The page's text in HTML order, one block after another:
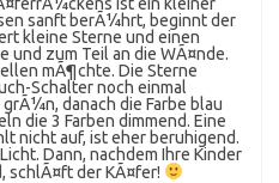
sanft berÃ¼hrt, beginnt der
kleine Sterne und einen
und zum Teil an die WÃ¤nde.
mÃ¶chte. Die Sterne
Schalter noch einmal
danach die Farbe blau
die 3 Farben dimmend. Eine
nicht auf, ist eher beruhigend.
Dann, nachdem Ihre Kinder
schlÃ¤ft der KÃ¤fer!